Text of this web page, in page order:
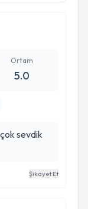
Ortam
5.0
sevdik
Şikayet Et